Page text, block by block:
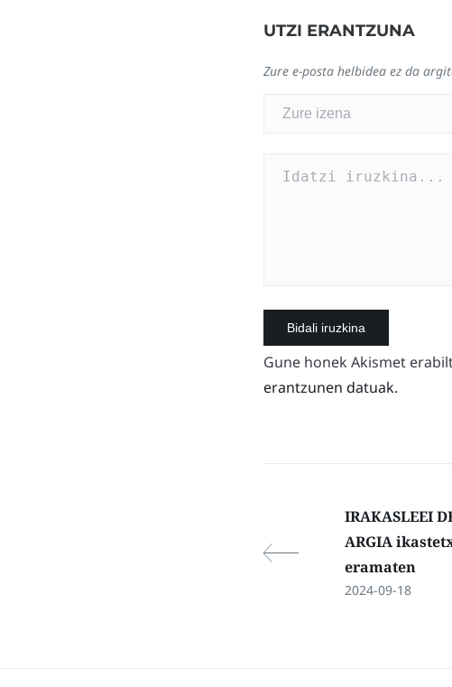
UTZI ERANTZUNA
Zure e-posta helbidea ez da
Gune honek Akismet
erantzunen datuak.
IRAKASLEEI
ARGIA
eramaten
2024-09-18